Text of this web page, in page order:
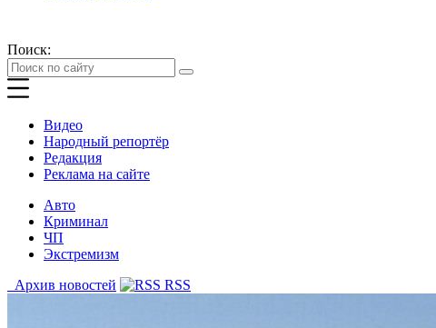
Поиск:
Видео
Народный репортёр
Редакция
Реклама на сайте
Авто
Криминал
ЧП
Экстремизм
Архив новостей
RSS